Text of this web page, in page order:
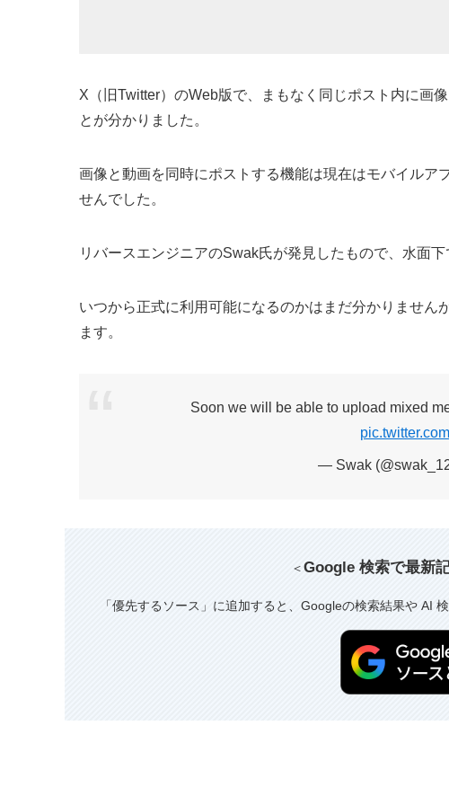
X（旧Twitter）のWeb版で、まもなく同じポスト内に画
とが分かりました。
画像と動画を同時にポストする機能は現在はモバイルア
せんでした。
リバースエンジニアのSwak氏が発見したもので、水面下
いつから正式に利用可能になるのかはまだ分かりませ
ます。
Soon we will be able to upload mixed
— Swak
＜Google 検索で最新
「優先するソース」に追加すると、Googleの検索結果や AI